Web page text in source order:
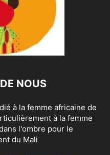
NOUS
à la femme africaine de
à la femme
l'ombre pour le
du Mali